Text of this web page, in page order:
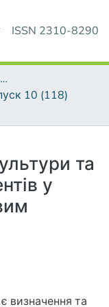
ISSN 2310-8290
Наукові часописи Університету
10 (118)
та
у
визначення та